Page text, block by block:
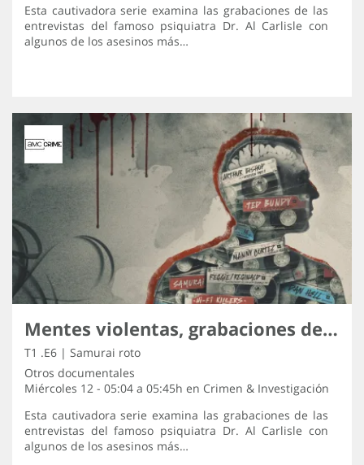
Esta cautivadora serie examina las grabaciones de las
entrevistas del famoso psiquiatra Dr. Al Carlisle con
algunos de los asesinos más…
Mentes violentas, grabaciones de los asesinos
T1 .E6 | Samurai roto
Otros documentales
Miércoles 12 - 05:04 a 05:45h en Crimen & Investigación
Esta cautivadora serie examina las grabaciones de las
entrevistas del famoso psiquiatra Dr. Al Carlisle con
algunos de los asesinos más…